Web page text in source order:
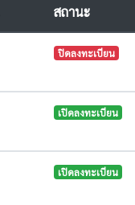
สถานะ
ปิดลงทะเบียน
เปิดลงทะเบียน
เปิดลงทะเบียน